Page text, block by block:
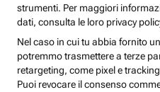
strumenti. Per maggiori
dati, consulta le loro privacy
Nel caso in cui tu abbia fornito
potremmo trasmettere a terze
retargeting, come pixel e
Puoi revocare il consenso